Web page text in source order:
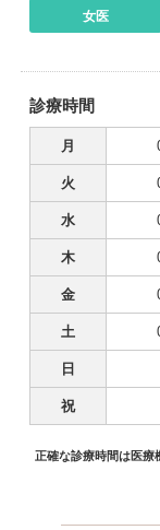
女医
診療時間
月
火
水
木
金
土
日
祝
正確な診療時間は医療